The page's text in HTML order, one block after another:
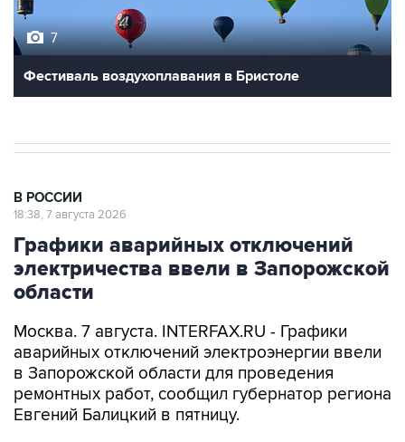
7
Фестиваль воздухоплавания в Бристоле
В РОССИИ
18:38, 7 августа 2026
Графики аварийных отключений
электричества ввели в Запорожской
области
Москва. 7 августа. INTERFAX.RU - Графики
аварийных отключений электроэнергии ввели
в Запорожской области для проведения
ремонтных работ, сообщил губернатор региона
Евгений Балицкий в пятницу.